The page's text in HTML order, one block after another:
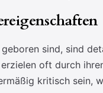
sind, sind
oft durch
kritisch sein,